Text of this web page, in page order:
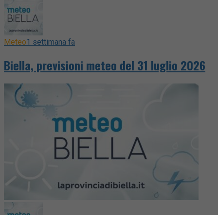
Meteo1 settimana fa
Biella, previsioni meteo del 31 luglio 2026